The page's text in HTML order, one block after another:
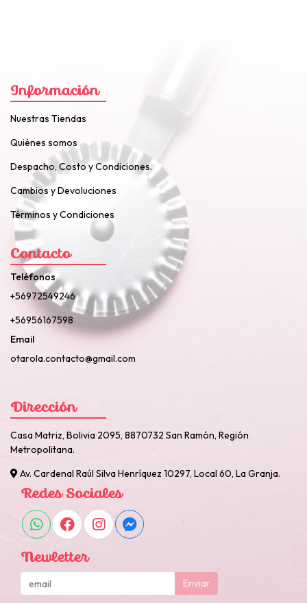
Información
Nuestras Tiendas
Quiénes somos
Despacho, Costo y Condiciones.
Cambios y Devoluciones
Términos y Condiciones
Contacto
Teléfonos
+56972549246
+56956167598
Email
otarola.contacto@gmail.com
Dirección
Casa Matriz, Bolivia 2095, 8870732 San Ramón, Región
Metropolitana.
Av. Cardenal Raúl Silva Henríquez 10297, Local 60, La Granja.
Redes Sociales
Newletter
Enviar